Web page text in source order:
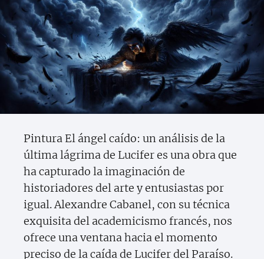
Pintura El ángel caído: un análisis de la
última lágrima de Lucifer es una obra que
ha capturado la imaginación de
historiadores del arte y entusiastas por
igual. Alexandre Cabanel, con su técnica
exquisita del academicismo francés, nos
ofrece una ventana hacia el momento
preciso de la caída de Lucifer del Paraíso.